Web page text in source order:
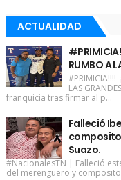
ACTUALIDAD
RUMBO A
#PRIMICIA!!!!
LAS
franquicia tras firmar al p...
Falleció
Suazo.
#NacionalesTN | Falleció
del merenguero y